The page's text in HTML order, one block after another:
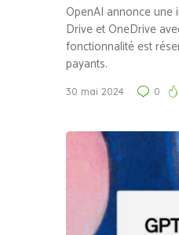
OpenAI annonce
Drive et OneDrive
fonctionnalité est
payants.
30 mai 2024 0